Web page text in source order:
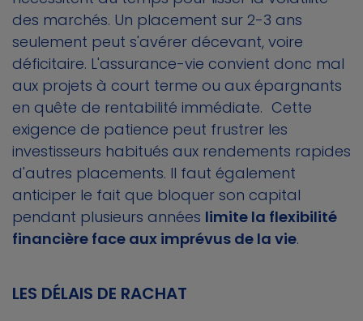
des marchés. Un placement sur 2-3 ans
seulement peut s'avérer décevant, voire
déficitaire. L'assurance-vie convient donc mal
aux projets à court terme ou aux épargnants
en quête de rentabilité immédiate. Cette
exigence de patience peut frustrer les
investisseurs habitués aux rendements rapides
d'autres placements. Il faut également
anticiper le fait que bloquer son capital
pendant plusieurs années limite la flexibilité
financière face aux imprévus de la vie.
LES DÉLAIS DE RACHAT